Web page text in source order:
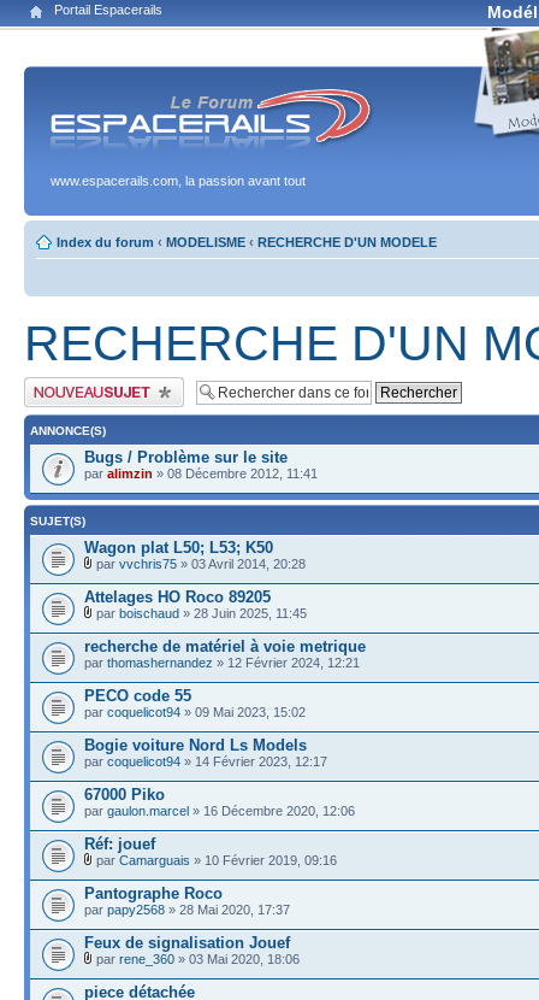
Portail Espacerails
www.espacerails.com, la passion avant tout
Index du forum ‹ MODELISME ‹ RECHERCHE D'UN MODELE
RECHERCHE D'UN
Publier un nouveau sujet
ANNONCE(S)
Bugs / Problème sur le site
par alimzin » 08 Décembre 2012, 11:41
SUJET(S)
Wagon plat L50; L53; K50
par vvchris75 » 03 Avril 2014, 20:28
Attelages HO Roco 89205
par boischaud » 28 Juin 2025, 11:45
recherche de matériel à voie metrique
par thomashernandez » 12 Février 2024, 12:21
PECO code 55
par coquelicot94 » 09 Mai 2023, 15:02
Bogie voiture Nord Ls Models
par coquelicot94 » 14 Février 2023, 12:17
67000 Piko
par gaulon.marcel » 16 Décembre 2020, 12:06
Réf: jouef
par Camarguais » 10 Février 2019, 09:16
Pantographe Roco
par papy2568 » 28 Mai 2020, 17:37
Feux de signalisation Jouef
par rene_360 » 03 Mai 2020, 18:06
piece détachée